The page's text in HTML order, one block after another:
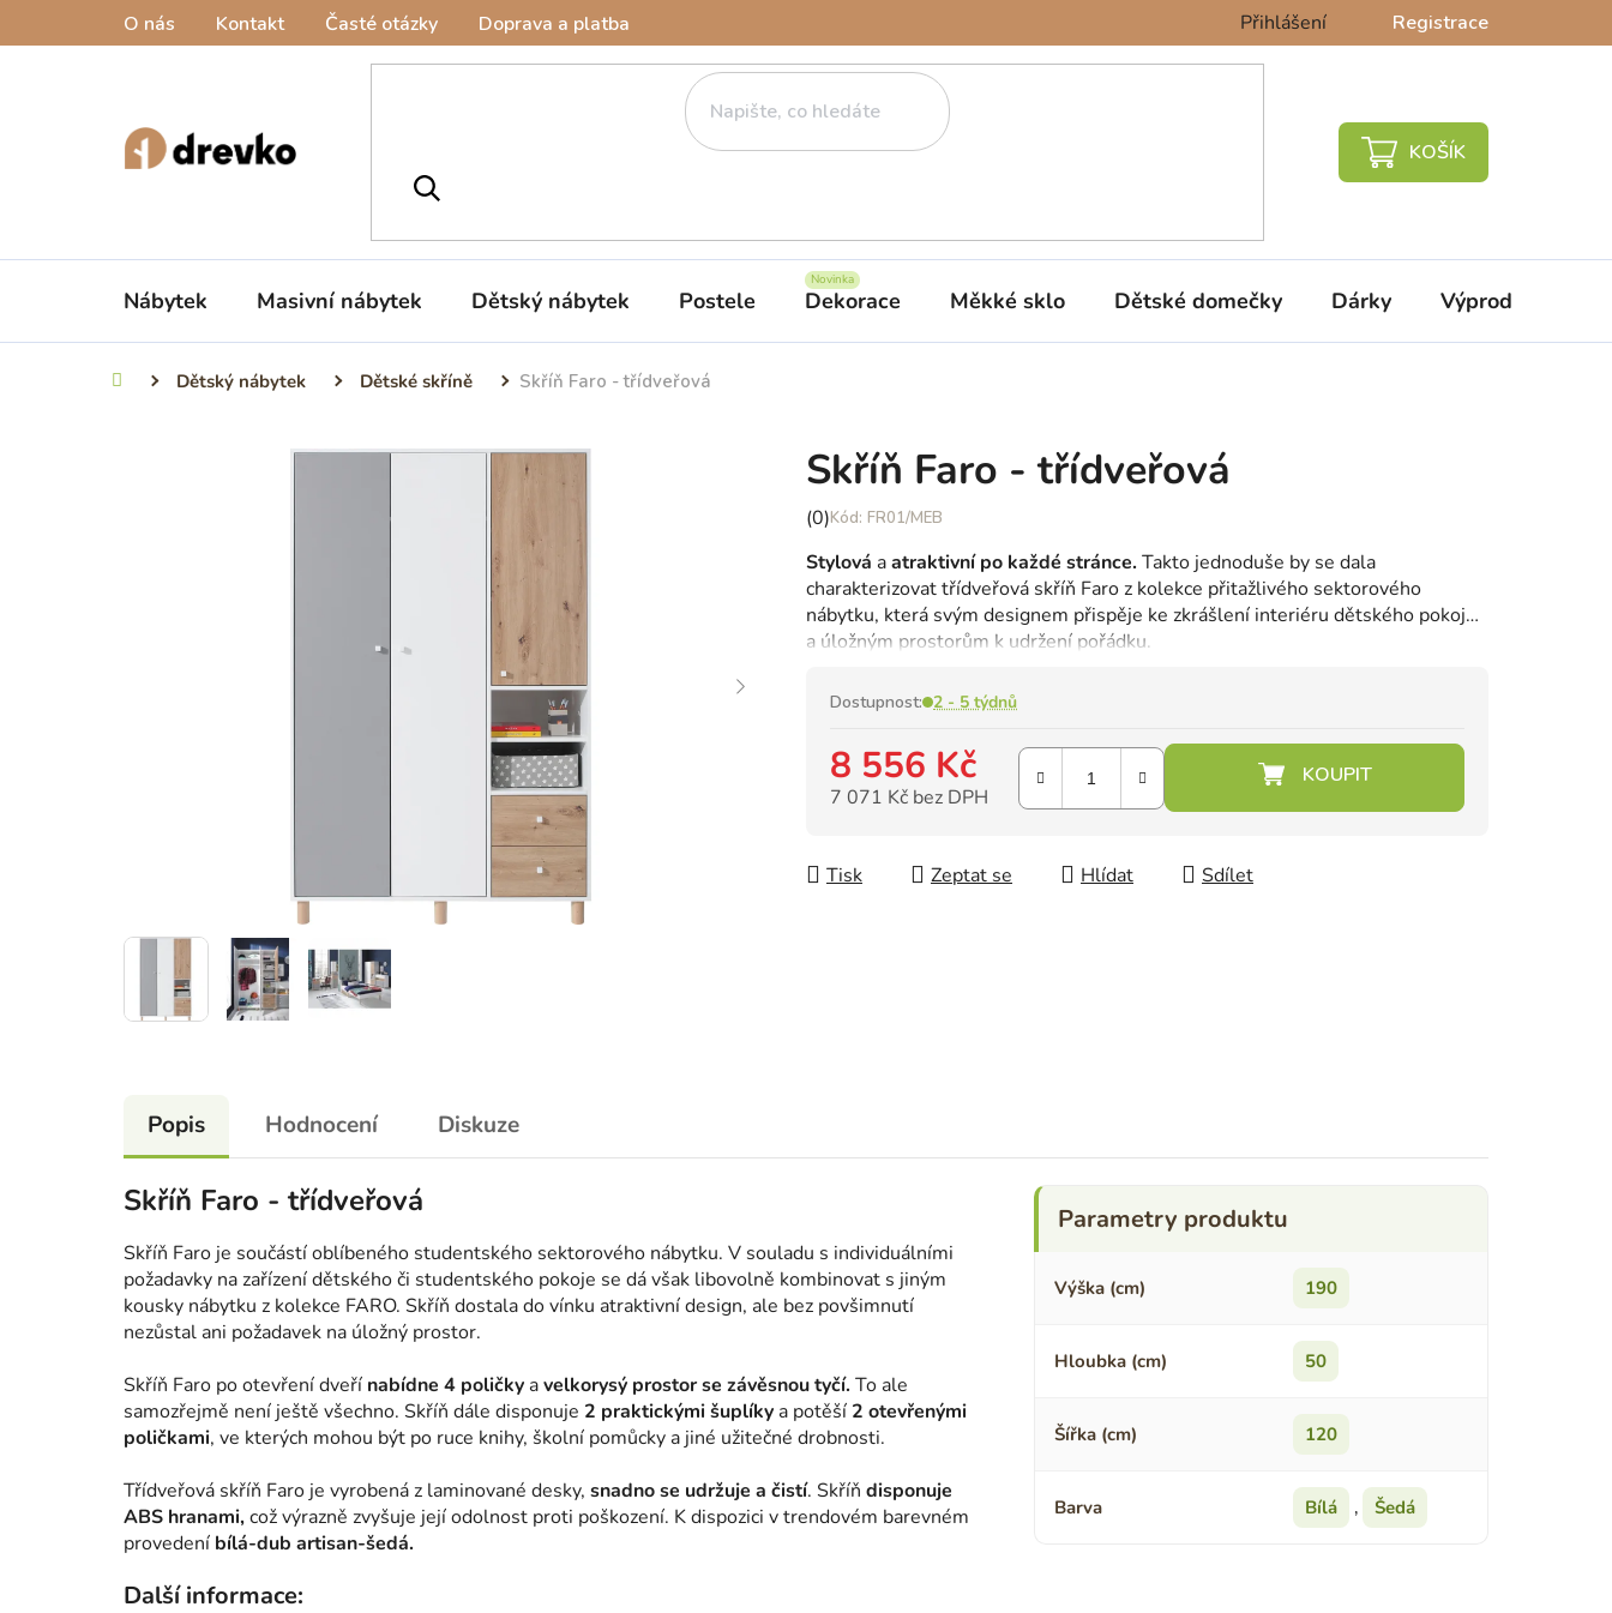
O nás Kontakt Časté otázky Doprava a platba Přihlášení Registrace
NÁKUPNÍ
Nábytek Masivní nábytek Dětský nábytek Postele Dekorace Měkké sklo Dětské domečky Dárky Výprodej %
Domů Dětský nábytek Dětské skříně Skříň Faro - třídveřová
Skříň Faro - třídveřová
Průměrné
produktu
je
0,0
z
hvězdiček.
(0) FR01/MEB
Stylová aatraktivní po každé stránce. Takto jednoduše by se dala
charakterizovat třídveřová skříň Faro z kolekce přitažlivého sektorového
nábytku, která svým designem přispěje ke zkrášlení interiéru dětského pokoje
a úložným prostorům k udržení pořádku.
Dostupnost: 2 - 5 týdnů
8 556 Kč
7 071 Kč bez DPH
Tisk
Zeptat se Hlídat Sdílet
Popis Hodnocení Diskuze
Skříň Faro - třídveřová
Skříň Faro je součástí oblíbeného studentského sektorového nábytku. V souladu s individuálními
požadavky na zařízení dětského či studentského pokoje se dá však libovolně kombinovat s jiným
kousky nábytku z kolekce FARO. Skříň dostala do vínku atraktivní design, ale bez povšimnutí
nezůstal ani požadavek na úložný prostor.
Skříň Faro po otevření dveří nabídne 4 poličky avelkorysý prostor se závěsnou tyčí. To ale
samozřejmě není ještě všechno. Skříň dále disponuje 2 praktickými šuplíky a potěší 2 otevřenými
poličkami, ve kterých mohou být po ruce knihy, školní pomůcky a jiné užitečné drobnosti.
Třídveřová skříň Faro je vyrobená z laminované desky, snadno se udržuje a čistí. Skříň disponuje
ABS hranami,což výrazně zvyšuje její odolnost proti poškození. K dispozici v trendovém barevném
provedení bílá-dub artisan-šedá.
Další informace:
Výška (cm) 190
Hloubka (cm) 50
Šířka (cm) 120
Barva Bílá , Šedá